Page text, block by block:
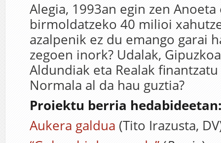
Alegia, 1993an egin zen
birmoldatzeko 40 milioi
azalpenik ez du emango garai
zegoen inork? Udalak,
Aldundiak eta Realak
Normala al da hau guztia?
Proiektu berria hedabideetan:
Aukera galdua (Tito Irazusta,